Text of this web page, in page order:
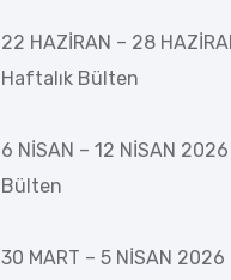
22 HAZİRAN – 28
Haftalık Bülten
6 NİSAN – 12 NİSAN
Bülten
30 MART – 5 NİSAN